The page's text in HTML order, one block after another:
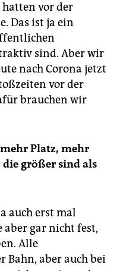
vor der
Das ist ja ein
sind. Aber wir
nach Corona jetzt
vor der
brauchen wir
Platz, mehr
die größer sind als
auch erst mal
aber gar nicht fest,
Alle
Bahn, aber auch bei